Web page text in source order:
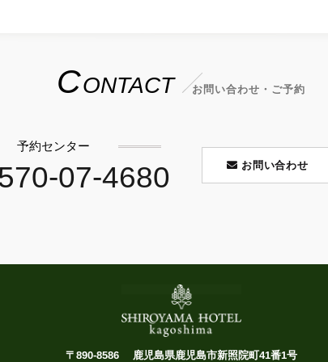
CONTACT お問い合わせ・ご予約
予約センター
07-4680 お問い合わせ
〒890-8586 鹿児島県鹿児島市新照院町41番1号